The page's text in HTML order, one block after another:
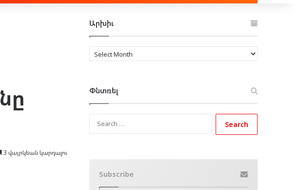
3 վայրկեան կարդալու
Արխիւ
Արխիւ
Փնտռել
Subscribe